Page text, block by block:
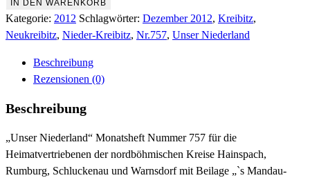
2012
Menge
IN DEN WARENKORB
Kategorie: 2012 Schlagwörter: Dezember 2012, Kreibitz,
Neukreibitz, Nieder-Kreibitz, Nr.757, Unser Niederland
Beschreibung
Rezensionen (0)
Beschreibung
„Unser Niederland“ Monatsheft Nummer 757 für die
Heimatvertriebenen der nordböhmischen Kreise Hainspach,
Rumburg, Schluckenau und Warnsdorf mit Beilage „`s Mandau-